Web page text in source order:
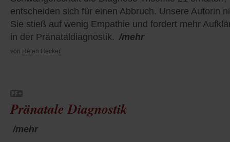
entscheiden sich für einen Abbruch. Unsere Autorin
Sie stieß auf wenig Empathie und fordert mehr
in der Pränataldiagnostik. /mehr
von Helen Hecker
Pränatale Diagnostik
/mehr